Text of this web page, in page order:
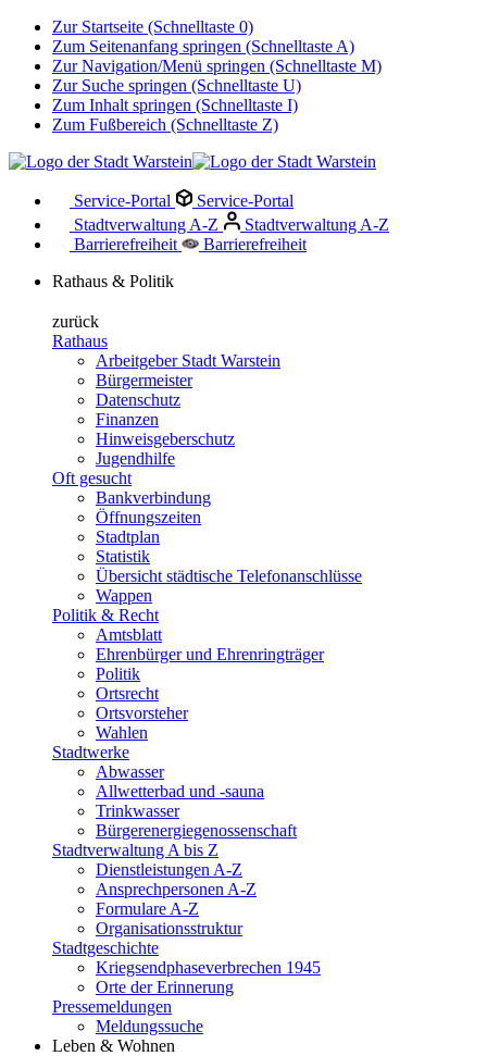
Zur Startseite (Schnelltaste 0)
Zum Seitenanfang springen (Schnelltaste A)
Zur Navigation/Menü springen (Schnelltaste M)
Zur Suche springen (Schnelltaste U)
Zum Inhalt springen (Schnelltaste I)
Zum Fußbereich (Schnelltaste Z)
Service-Portal
Service-Portal
Stadtverwaltung A-Z
Stadtverwaltung A-Z
Barrierefreiheit
Barrierefreiheit
Rathaus & Politik
zurück
Rathaus
Arbeitgeber Stadt Warstein
Bürgermeister
Datenschutz
Finanzen
Hinweisgeberschutz
Jugendhilfe
Oft gesucht
Bankverbindung
Öffnungszeiten
Stadtplan
Statistik
Übersicht städtische Telefonanschlüsse
Wappen
Politik & Recht
Amtsblatt
Ehrenbürger und Ehrenringträger
Politik
Ortsrecht
Ortsvorsteher
Wahlen
Stadtwerke
Abwasser
Allwetterbad und -sauna
Trinkwasser
Bürgerenergiegenossenschaft
Stadtverwaltung A bis Z
Dienstleistungen A-Z
Ansprechpersonen A-Z
Formulare A-Z
Organisationsstruktur
Stadtgeschichte
Kriegsendphaseverbrechen 1945
Orte der Erinnerung
Pressemeldungen
Meldungssuche
Leben & Wohnen